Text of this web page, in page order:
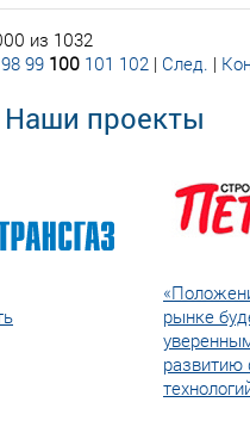
из 1032
98 99 100 101 102 | След. |
Наши проекты
рынке
развитию